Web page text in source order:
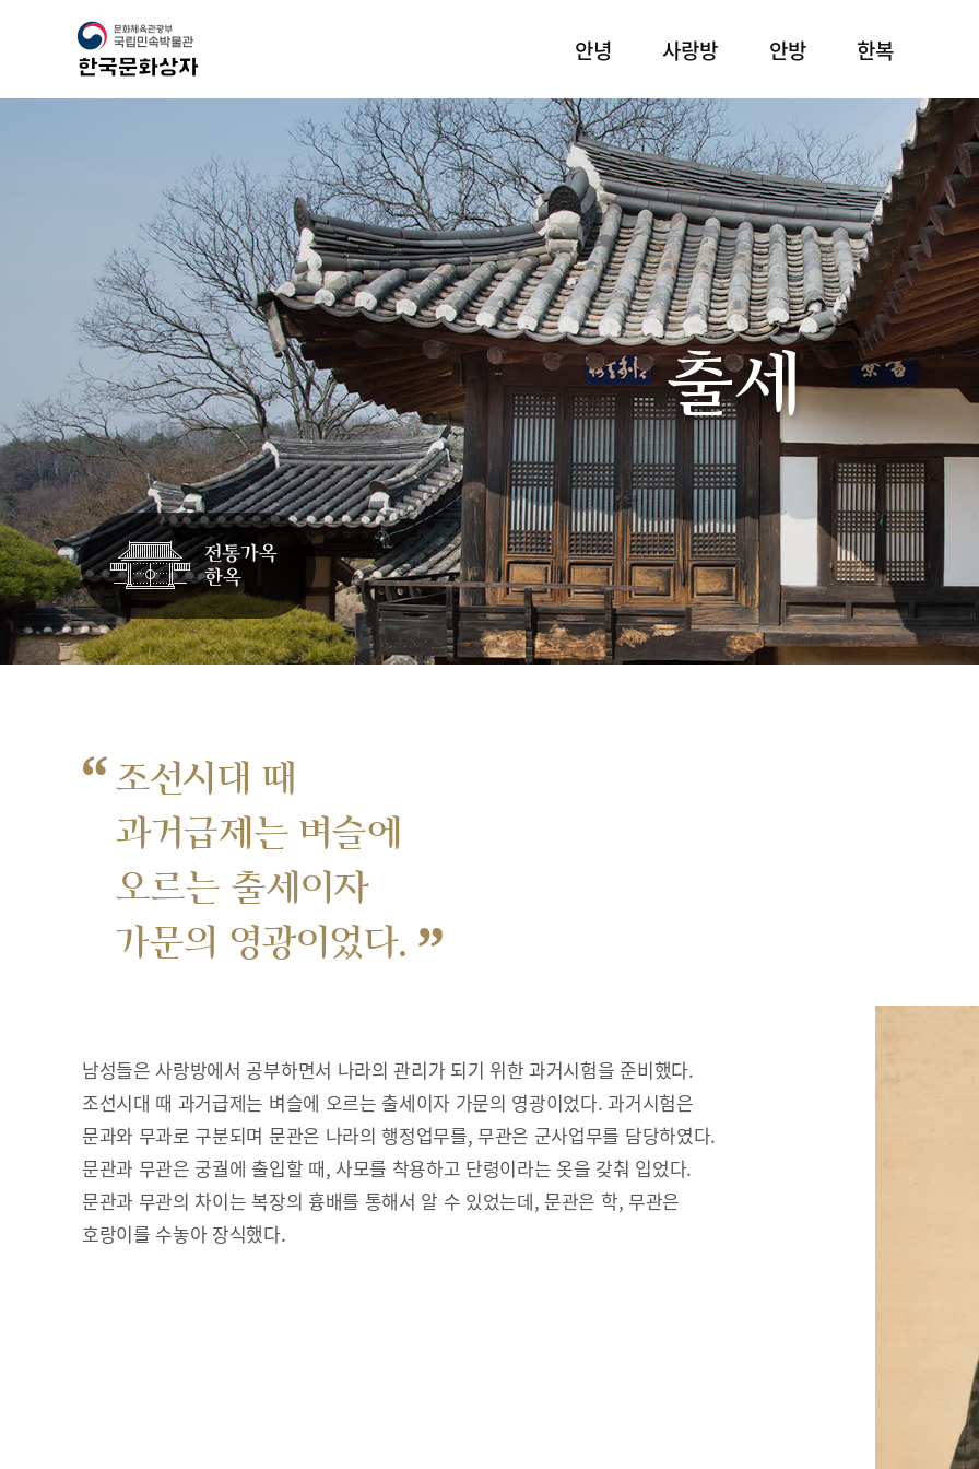
안녕 사랑방 안방 한복
출세
“조선시대 때
과거급제는 벼슬에
오르는 출세이자
가문의 영광이었다. ”
남성들은 사랑방에서 공부하면서 나라의 관리가 되기 위한 과거시험을 준비했다.
조선시대 때 과거급제는 벼슬에 오르는 출세이자 가문의 영광이었다. 과거시험은
문과와 무과로 구분되며 문관은 나라의 행정업무를, 무관은 군사업무를 담당하였다.
문관과 무관은 궁궐에 출입할 때, 사모를 착용하고 단령이라는 옷을 갖춰 입었다.
문관과 무관의 차이는 복장의 흉배를 통해서 알 수 있었는데, 문관은 학, 무관은
호랑이를 수놓아 장식했다.